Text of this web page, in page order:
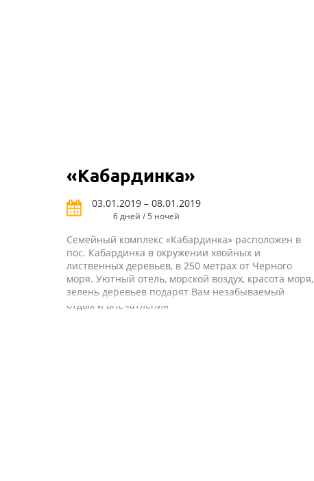
«Кабардинка»
03.01.2019 – 08.01.2019
6 дней / 5 ночей
Семейный комплекс «Кабардинка» расположен в
пос. Кабардинка в окружении хвойных и
лиственных деревьев, в 250 метрах от Черного
моря. Уютный отель, морской воздух, красота моря,
зелень деревьев подарят Вам незабываемый
отдых и впечатления